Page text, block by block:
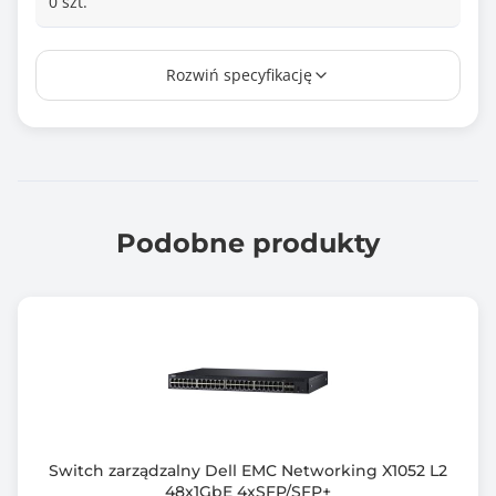
Ilość portów RJ-45 1GbE
Ilość portów SFP 1GbE
0 szt.
Rozwiń specyfikację
Podobne produkty
Switch zarządzalny Dell EMC Networking X1052 L2
48x1GbE 4xSFP/SFP+